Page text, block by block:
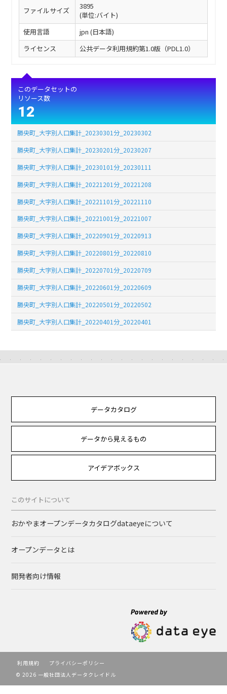
ファイルサイズ
3895
(単位:バイト)
使用言語
jpn (日本語)
ライセンス
公共データ利用規約第1.0版（PDL1.0）
このデータセットの
リソース数
12
勝央町_大字別人口集計_20230301分_20230302
勝央町_大字別人口集計_20230201分_20230207
勝央町_大字別人口集計_20230101分_20230111
勝央町_大字別人口集計_20221201分_20221208
勝央町_大字別人口集計_20221101分_20221110
勝央町_大字別人口集計_20221001分_20221007
勝央町_大字別人口集計_20220901分_20220913
勝央町_大字別人口集計_20220801分_20220810
勝央町_大字別人口集計_20220701分_20220709
勝央町_大字別人口集計_20220601分_20220609
勝央町_大字別人口集計_20220501分_20220502
勝央町_大字別人口集計_20220401分_20220401
データカタログ
データから見えるもの
アイデアボックス
このサイトについて
おかやまオープンデータカタログdataeyeについて
オープンデータとは
開発者向け情報
利用規約
プライバシーポリシー
© 2026 一般社団法人データクレイドル